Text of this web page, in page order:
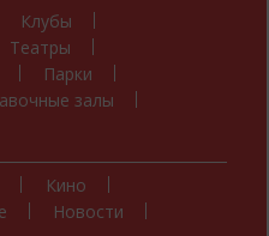
Клубы
Театры
Парки
залы
Кино
Новости